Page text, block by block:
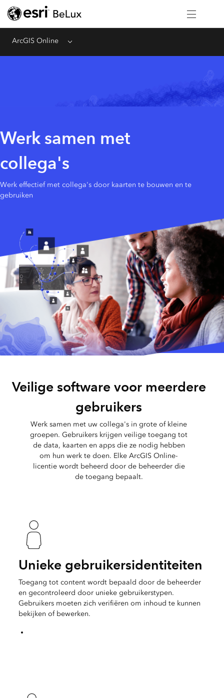
ArcGIS Online Menu
Werk samen met
collega's
Werk effectief met collega's door kaarten te bouwen en te
gebruiken
Veilige software voor meerdere
gebruikers
Werk samen met uw collega's in grote of kleine
groepen. Gebruikers krijgen veilige toegang tot
de data, kaarten en apps die ze nodig hebben
om hun werk te doen. Elke ArcGIS Online-
licentie wordt beheerd door de beheerder die
de toegang bepaalt.
Unieke gebruikersidentiteiten
Toegang tot content wordt bepaald door de beheerder
en gecontroleerd door unieke gebruikerstypen.
Gebruikers moeten zich verifiëren om inhoud te kunnen
bekijken of bewerken.